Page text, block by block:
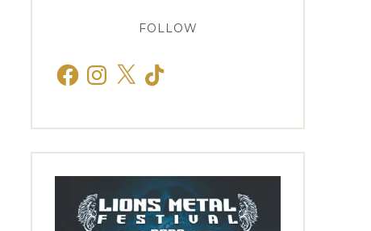
FOLLOW
FacebookInstagram
X TikTok